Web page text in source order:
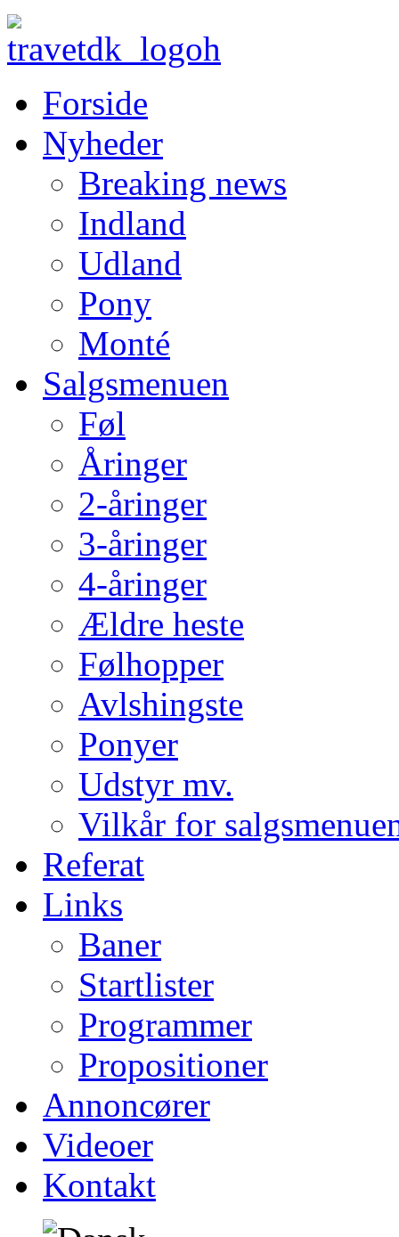
Forside
Nyheder
Breaking news
Indland
Udland
Pony
Monté
Salgsmenuen
Føl
Åringer
2-åringer
3-åringer
4-åringer
Ældre heste
Følhopper
Avlshingste
Ponyer
Udstyr mv.
Vilkår for
Referat
Links
Baner
Startlister
Programmer
Propositioner
Annoncører
Videoer
Kontakt